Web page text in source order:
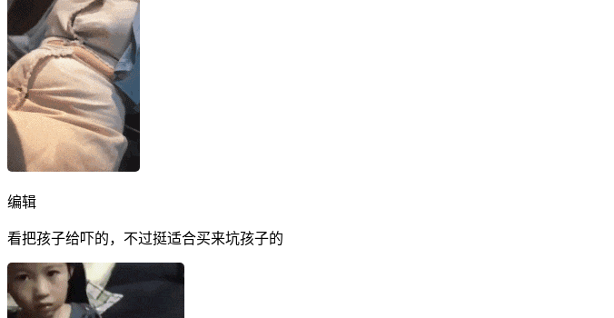
编辑
看把孩子给吓的，不过挺适合买来坑孩子的